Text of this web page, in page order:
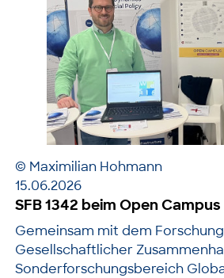
© Maximilian Hohmann
15.06.2026
SFB 1342 beim Open Campus
Gemeinsam mit dem
Gesellschaftlicher
Sonderforschungsbereich